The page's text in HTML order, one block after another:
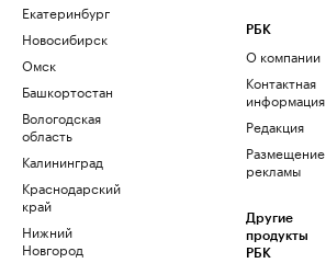
Екатеринбург
Новосибирск
Омск
Башкортостан
Вологодская
область
Калининград
Краснодарский
край
Нижний
Новгород
РБК
О компании
Контактная
информация
Редакция
Размещение
рекламы
Другие
продукты
РБК